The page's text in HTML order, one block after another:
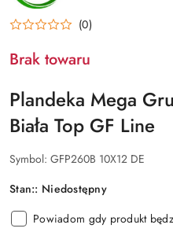
(0)
Brak towaru
Plandeka Mega
Biała Top GF Line
Symbol: GFP260B 10X12 DE
Stan:: Niedostępny
Powiadom gdy produkt